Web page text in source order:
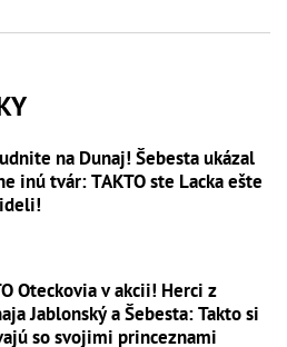
na Dunaj! Šebesta ukázal
inú tvár: TAKTO ste Lacka ešte
Oteckovia v akcii! Herci z
Jablonský a Šebesta: Takto si
so svojimi princeznami